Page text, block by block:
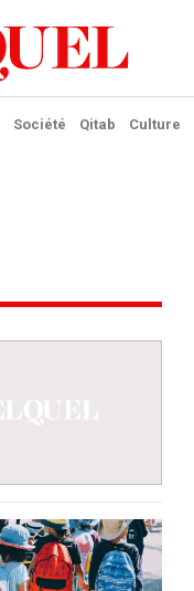
Société Qitab Culture